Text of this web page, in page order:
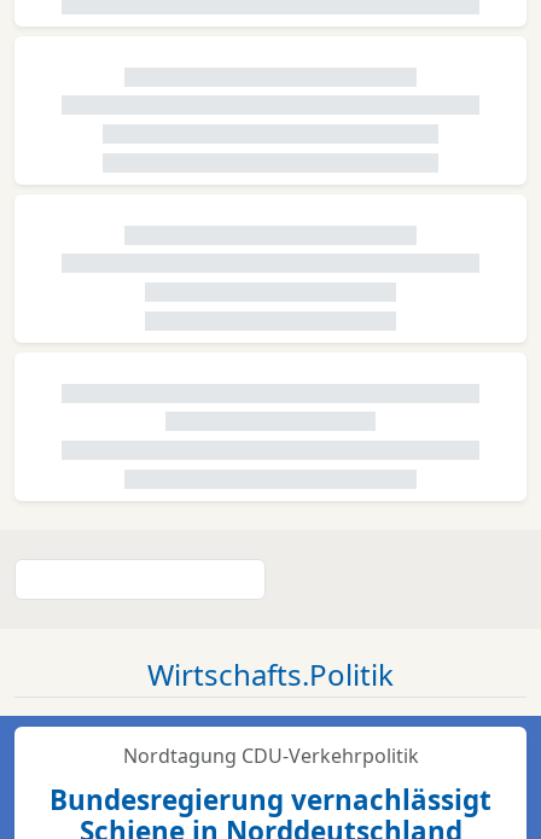
Wirtschafts.Politik
Nordtagung CDU-Verkehrpolitik
Bundesregierung vernachlässigt
Schiene in Norddeutschland